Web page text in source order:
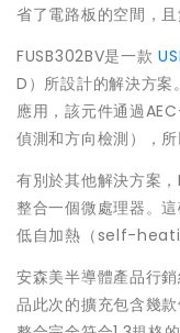
省了電路板的空間，且
FUSB302BV是一款
D）所設計的解決方
應用，該元件通過
偵測和方向檢測），
有別於其他解決方案
整合一個微處理器。
低自加熱（self-
安森美半導體產品行
品此次的擴充包含幾